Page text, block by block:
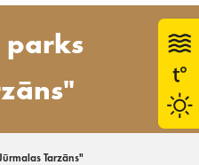
parks
Tarzāns"